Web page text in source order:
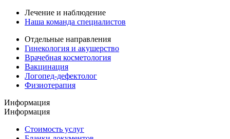
Лечение и наблюдение
Наша команда специалистов
Отдельные направления
Гинекология и акушерство
Врачебная косметология
Вакцинация
Логопед-дефектолог
Физиотерапия
Информация
Информация
Стоимость услуг